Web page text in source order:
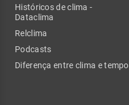
Históricos de clima -
Dataclima
Relclima
Podcasts
Diferença entre clima e tempo